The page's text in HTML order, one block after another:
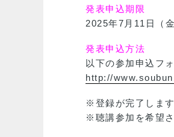
発表申込期限
2025年7月11日（
発表申込方法
以下の参加申込フ
http://
※登録が完了しま
※聴講参加を希望